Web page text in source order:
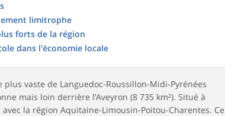
limitrophe
forts de la région
dans l'économie locale
vaste de Languedoc-Roussillon-Midi-Pyrénées
mais loin derrière l’Aveyron (8 735 km²). Situé à
la région Aquitaine-Limousin-Poitou-Charentes. Ce